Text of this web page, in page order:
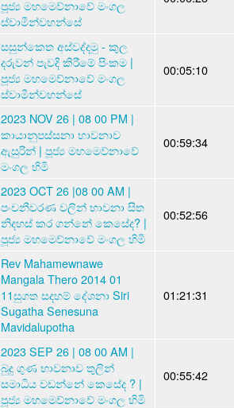
පූජ්‍ය මහමෙව්නාවේ මංගල
ස්වාමීන්වහන්සේ
සසුන්කෙත අස්වද්දමු - කුල
දරුවන් පැවදි කිරීමේ පිංකම |
පූජ්‍ය මහමෙව්නාවේ මංගල
ස්වාමීන්වහන්සේ
00:05:10
2023 NOV 26 | 08 00 PM |
කායානුපස්සනා භාවනාව
ඇසුරින් | පූජ්‍ය මහමෙව්නාවේ
මංගල හිමි
00:59:34
2023 OCT 26 |08 00 AM |
පංචනීවරණ වලින් භාවනා සිත
නිදහස් කර ගන්නේ කෙසේද? |
පූජ්‍ය මහමෙව්නාවේ මංගල හිමි
00:52:56
Rev Mahamewnawe
Mangala Thero 2014 01
11සුගත සදහම් දේශනා Siri
Sugatha Senesuna
Mavidalupotha
01:21:31
2023 SEP 26 | 08 00 AM |
බුදු ගුණ භාවනාව තුලින්
සමාධිය වඩන්නේ කෙසේද ? |
පූජ්‍ය මහමෙව්නාවේ මංගල හිමි
00:55:42